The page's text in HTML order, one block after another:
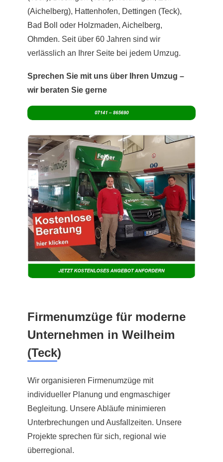
(Aichelberg), Hattenhofen, Dettingen (Teck),
Bad Boll
oder Holzmaden, Aichelberg,
Ohmden. Seit über 60 Jahren sind wir
verlässlich an Ihrer Seite bei jedem Umzug.
Sprechen Sie mit uns über Ihren Umzug –
wir beraten Sie gerne
Firmenumzüge für moderne
Unternehmen in Weilheim
(Teck)
Wir organisieren Firmenumzüge mit
individueller Planung und engmaschiger
Begleitung. Unsere Abläufe minimieren
Unterbrechungen und Ausfallzeiten. Unsere
Projekte sprechen für sich, regional wie
überregional.